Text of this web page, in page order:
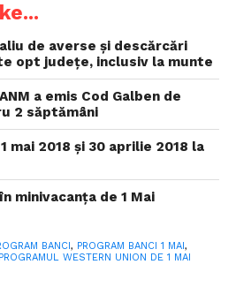
de averse şi descărcări
opt județe, inclusiv la munte
a emis Cod Galben de
2 săptămâni
mai 2018 și 30 aprilie 2018 la
minivacanța de 1 Mai
BANCI, PROGRAM BANCI 1 MAI,
PROGRAMUL WESTERN UNION DE 1 MAI